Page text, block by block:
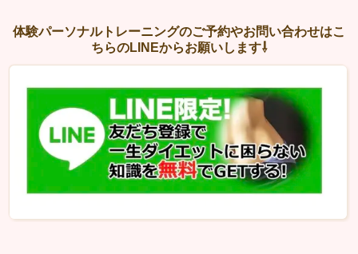
体験パーソナルトレーニングのご予約やお問い合わせはこ
ちらのLINEからお願いします⇩